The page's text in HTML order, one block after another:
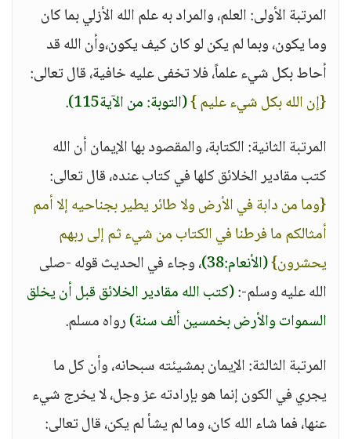
المرتبة الأولى: العلم، والمراد به علم الله الأزلي بما كان
وما يكون، وبما لم يكن لو كان كيف يكون،وأن الله قد
أحاط بكل شيء علماً، فلا تخفى عليه خافية، قال تعالى:
{إن الله بكل شيء عليم }(التوبة: من الآية115)
.
المرتبة الثانية: الكتابة، والمقصود بها الإيمان أن الله
كتب مقادير الخلائق كلها في كتاب عنده، قال تعالى:
{وما من دابة في الأرض ولا طائر يطير بجناحيه إلا أمم
أمثالكم ما فرطنا في الكتاب من شيء ثم إلى ربهم
يحشرون}(الأنعام:38)
، وجاء في الحديث قوله -صلى
الله عليه وسلم-:(كتب الله مقادير الخلائق قبل أن يخلق
السموات والأرض بخمسين ألف سنة)رواه مسلم.
المرتبة الثالثة: الإيمان بمشيئته سبحانه، وأن كل ما
يجري في الكون إنما هو بإرادته عز وجل، لا يخرج شيء
عنها، فما شاء الله كان، وما لم يشأ لم يكن، قال تعالى: